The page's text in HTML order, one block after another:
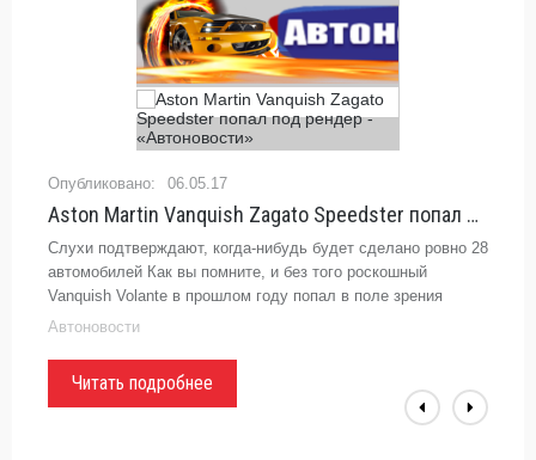
06.05.17
Aston Martin Vanquish Zagato Speedster попал под рендер - «Автоновости»
Слухи подтверждают, когда-нибудь будет сделано ровно 28
автомобилей Как вы помните, и без того роскошный
Vanquish Volante в прошлом году попал в поле зрения
Zagato, которая представила 99 углеводородных
Автоновости
Читать подробнее